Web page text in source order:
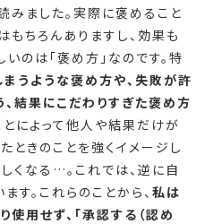
ました。実際に褒めること
ちろんありますし、効果も
いのは「褒め方」なのです。特
うような褒め方や、失敗が許
結果にこだわりすぎた褒め方
とによって他人や結果だけが
ときのことを強くイメージし
くなる…。これでは、逆に自
す。これらのことから、私は
使用せず、「承認する（認め